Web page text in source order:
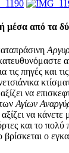
μέσα από τα
τις πηγές και
να
Αγίων
να
και το
ο